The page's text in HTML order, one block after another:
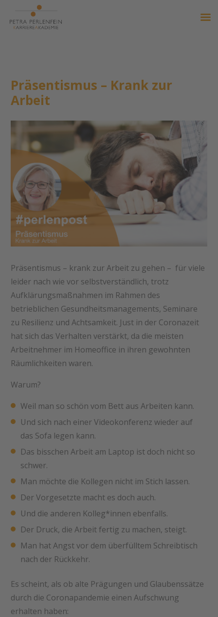
Präsentismus – Krank zur
Arbeit
Präsentismus – krank zur Arbeit zu gehen – für viele
leider nach wie vor selbstverständlich, trotz
Aufklärungsmaßnahmen im Rahmen des
betrieblichen Gesundheitsmanagements, Seminare
zu Resilienz und Achtsamkeit. Just in der Coronazeit
hat sich das Verhalten verstärkt, da die meisten
Arbeitnehmer im Homeoffice in ihren gewohnten
Räumlichkeiten waren.
Warum?
Weil man so schön vom Bett aus Arbeiten kann.
Und sich nach einer Videokonferenz wieder auf
das Sofa legen kann.
Das bisschen Arbeit am Laptop ist doch nicht so
schwer.
Man möchte die Kollegen nicht im Stich lassen.
Der Vorgesetzte macht es doch auch.
Und die anderen Kolleg*innen ebenfalls.
Der Druck, die Arbeit fertig zu machen, steigt.
Man hat Angst vor dem überfülltem Schreibtisch
nach der Rückkehr.
Es scheint, als ob alte Prägungen und Glaubenssätze
durch die Coronapandemie einen Aufschwung
erhalten haben: